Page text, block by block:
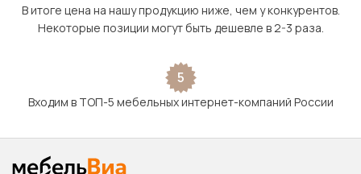
В итоге цена на нашу продукцию ниже, чем у конкурентов.
Некоторые позиции могут быть дешевле в 2-3 раза.
5
Входим в ТОП-5 мебельных интернет-компаний России